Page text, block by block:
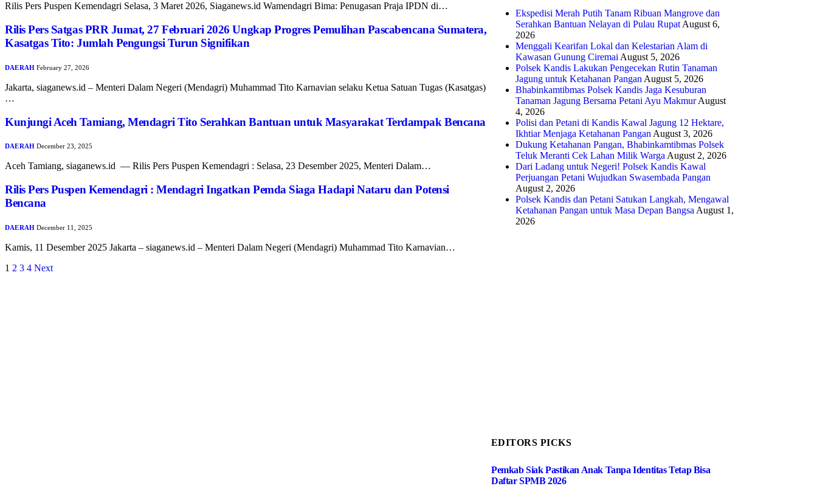
Rilis Pers Puspen Kemendagri Selasa, 3 Maret 2026, Siaganews.id Wamendagri Bima: Penugasan Praja IPDN di…
Rilis Pers Satgas PRR Jumat, 27 Februari 2026 Ungkap Progres Pemulihan Pascabencana Sumatera,
Kasatgas Tito: Jumlah Pengungsi Turun Signifikan
DAERAH February 27, 2026
Jakarta, siaganews.id – Menteri Dalam Negeri (Mendagri) Muhammad Tito Karnavian selaku Ketua Satuan Tugas (Kasatgas)
…
Kunjungi Aceh Tamiang, Mendagri Tito Serahkan Bantuan untuk Masyarakat Terdampak Bencana
DAERAH December 23, 2025
Aceh Tamiang, siaganews.id — Rilis Pers Puspen Kemendagri : Selasa, 23 Desember 2025, Menteri Dalam…
Rilis Pers Puspen Kemendagri : Mendagri Ingatkan Pemda Siaga Hadapi Nataru dan Potensi
Bencana
DAERAH December 11, 2025
Kamis, 11 Desember 2025 Jakarta – siaganews.id – Menteri Dalam Negeri (Mendagri) Muhammad Tito Karnavian…
1 2 3 4 Next
Ekspedisi Merah Putih Tanam Ribuan Mangrove dan
Serahkan Bantuan Nelayan di Pulau Rupat August 6,
2026
Menggali Kearifan Lokal dan Kelestarian Alam di
Kawasan Gunung Ciremai August 5, 2026
Polsek Kandis Lakukan Pengecekan Rutin Tanaman
Jagung untuk Ketahanan Pangan August 5, 2026
Bhabinkamtibmas Polsek Kandis Jaga Kesuburan
Tanaman Jagung Bersama Petani Ayu Makmur August
4, 2026
Polisi dan Petani di Kandis Kawal Jagung 12 Hektare,
Ikhtiar Menjaga Ketahanan Pangan August 3, 2026
Dukung Ketahanan Pangan, Bhabinkamtibmas Polsek
Teluk Meranti Cek Lahan Milik Warga August 2, 2026
Dari Ladang untuk Negeri! Polsek Kandis Kawal
Perjuangan Petani Wujudkan Swasembada Pangan
August 2, 2026
Polsek Kandis dan Petani Satukan Langkah, Mengawal
Ketahanan Pangan untuk Masa Depan Bangsa August 1,
2026
EDITORS PICKS
Pemkab Siak Pastikan Anak Tanpa Identitas Tetap Bisa
Daftar SPMB 2026